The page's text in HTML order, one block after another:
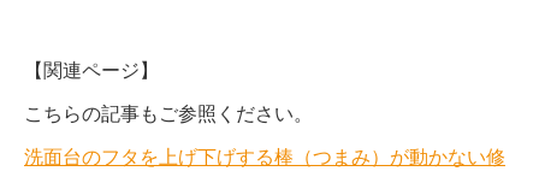
【関連ページ】
こちらの記事もご参照ください。
洗面台のフタを上げ下げする棒（つまみ）が動かない修